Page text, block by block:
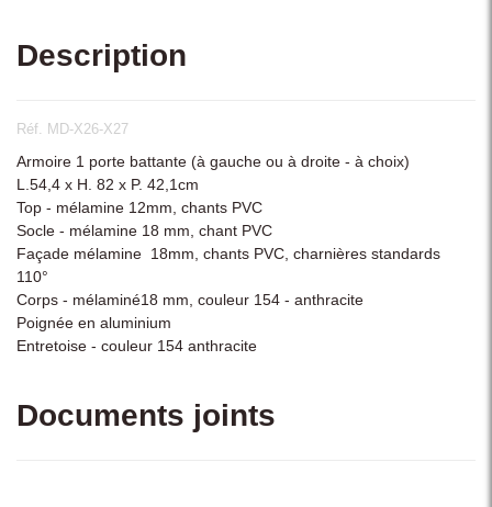
Description
Réf. MD-X26-X27
Armoire 1 porte battante (à gauche ou à droite - à choix)
L.54,4 x H. 82 x P. 42,1cm
Top - mélamine 12mm, chants PVC
Socle - mélamine 18 mm, chant PVC
Façade mélamine 18mm, chants PVC, charnières standards
110°
Corps - mélaminé18 mm, couleur 154 - anthracite
Poignée en aluminium
Entretoise - couleur 154 anthracite
Documents joints